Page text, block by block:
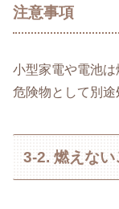
注意事項
小型家電や電池は
危険物として別途
3-2. 燃えない